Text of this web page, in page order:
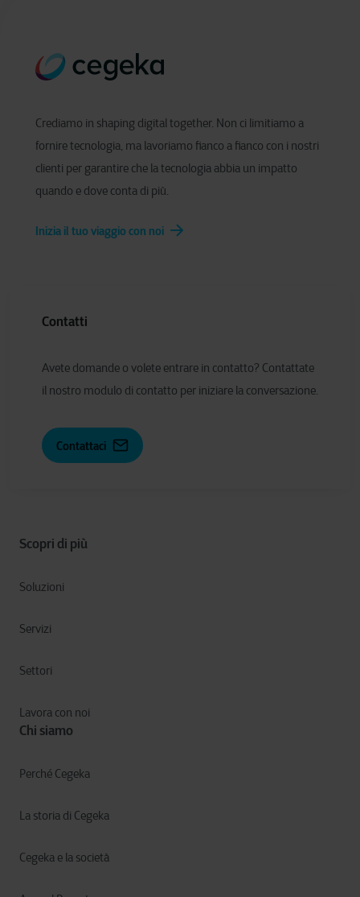
Crediamo in shaping digital together. Non ci limitiamo a
fornire tecnologia, ma lavoriamo fianco a fianco con i nostri
clienti per garantire che la tecnologia abbia un impatto
quando e dove conta di più.
Inizia il tuo viaggio con noi
Scopri di più
Soluzioni
Servizi
Settori
Lavora con noi
Chi siamo
Perché Cegeka
La storia di Cegeka
Cegeka e la società
Contatti
Avete domande o volete entrare in contatto? Contattate
il nostro modulo di contatto per iniziare la conversazione.
Contattaci